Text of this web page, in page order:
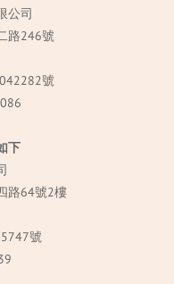
公司
路246號
號
下
路64號2樓
號